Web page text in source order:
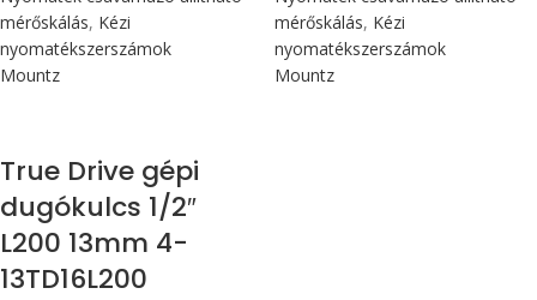
mérőskálás, Kézi
nyomatékszerszámok
Mountz
mérőskálás, Kézi
nyomatékszerszámok
Mountz
True Drive gépi
dugókulcs 1/2″
L200 13mm 4-
13TD16L200